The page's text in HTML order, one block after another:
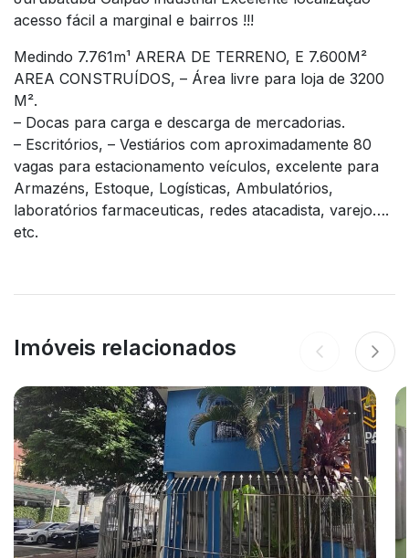
acesso fácil a marginal e bairros !!!
Medindo 7.761m¹ ARERA DE TERRENO, E 7.600M²
AREA CONSTRUÍDOS, – Área livre para loja de 3200
M².
– Docas para carga e descarga de mercadorias.
– Escritórios, – Vestiários com aproximadamente 80
vagas para estacionamento veículos, excelente para
Armazéns, Estoque, Logísticas, Ambulatórios,
laboratórios farmaceuticas, redes atacadista, varejo….
etc.
Imóveis relacionados